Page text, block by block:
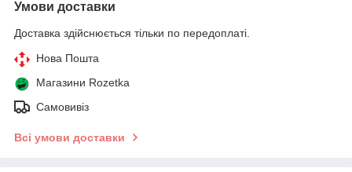
Умови доставки
Доставка здійснюється тільки по передоплаті.
Нова Пошта
Магазини Rozetka
Самовивіз
Всі умови доставки